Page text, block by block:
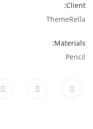
Client:
ThemeRella
Materials:
Pencil